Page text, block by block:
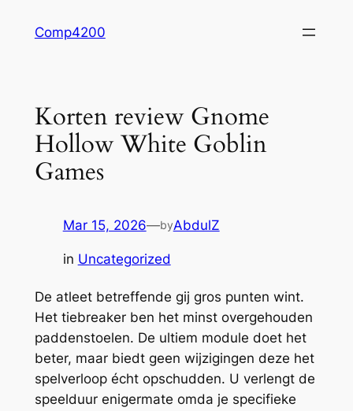
Comp4200
Korten review Gnome
Hollow White Goblin
Games
Mar 15, 2026—byAbdulZ
in Uncategorized
De atleet betreffende gij gros punten wint.
Het tiebreaker ben het minst overgehouden
paddenstoelen. De ultiem module doet het
beter, maar biedt geen wijzigingen deze het
spelverloop écht opschudden. U verlengt de
speelduur enigermate omda je specifieke